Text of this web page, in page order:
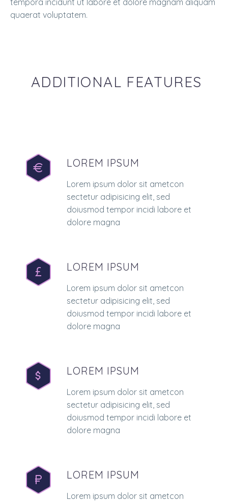
tempora incidunt ut labore et dolore magnam aliquam
quaerat voluptatem.
ADDITIONAL FEATURES
LOREM IPSUM
Lorem ipsum dolor sit ametcon
sectetur adipisicing elit, sed
doiusmod tempor incidi labore et
dolore magna
LOREM IPSUM
Lorem ipsum dolor sit ametcon
sectetur adipisicing elit, sed
doiusmod tempor incidi labore et
dolore magna
LOREM IPSUM
Lorem ipsum dolor sit ametcon
sectetur adipisicing elit, sed
doiusmod tempor incidi labore et
dolore magna
LOREM IPSUM
Lorem ipsum dolor sit ametcon